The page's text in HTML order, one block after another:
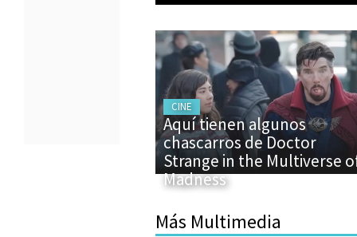
CINE
Aquí tienen algunos
chascarros de Doctor
Strange in the Multiverse
Madness
Más Multimedia